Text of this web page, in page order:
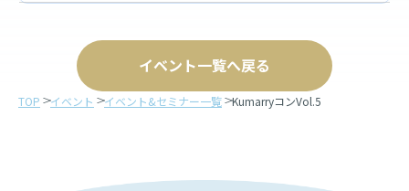
イベント一覧へ戻る
TOP イベント イベント&セミナー一覧 KumarryコンVol.5